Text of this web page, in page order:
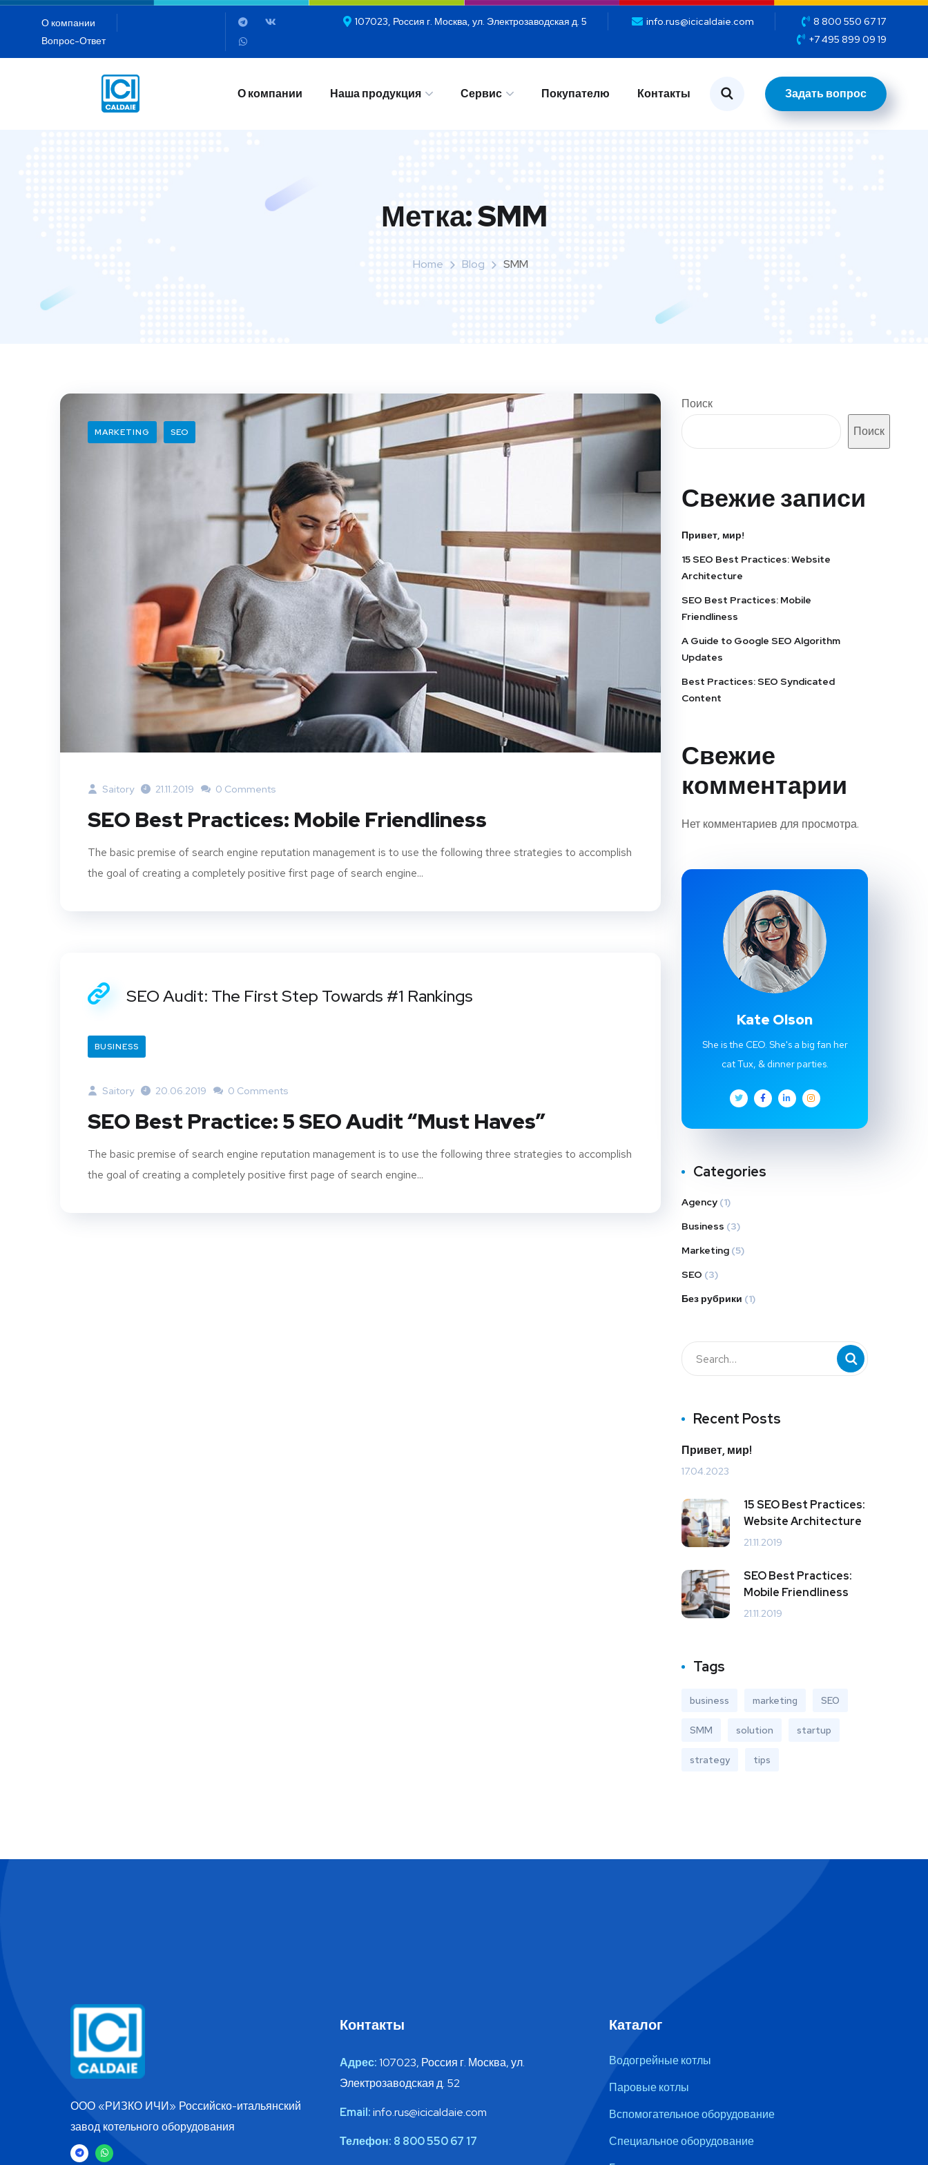
О компании
Вопрос-Ответ
107023, Россия г. Москва, ул. Электрозаводская д. 5 info.rus@icicaldaie.com
8 800 550 67 17
+7 495 899 09 19
О компании Наша продукция Сервис Покупателю Контакты Задать вопрос
Наша продукция Сервис
Метка:SMM
Home Blog SMM
MARKETING SEO
Saitory 21.11.2019 0 Comments
SEO Best Practices: Mobile Friendliness
The basic premise of search engine reputation management is to use the following three strategies to accomplish
the goal of creating a completely positive first page of search engine...
SEO Audit: The First Step Towards #1 Rankings
BUSINESS
Saitory 20.06.2019 0 Comments
SEO Best Practice: 5 SEO Audit “Must Haves”
The basic premise of search engine reputation management is to use the following three strategies to accomplish
the goal of creating a completely positive first page of search engine...
Поиск
Поиск
Свежие записи
Привет, мир!
15 SEO Best Practices: Website
Architecture
SEO Best Practices: Mobile
Friendliness
A Guide to Google SEO Algorithm
Updates
Best Practices: SEO Syndicated
Content
Свежие
комментарии
Нет комментариев для просмотра.
Kate Olson
She is the CEO. She's a big fan her
cat Tux, & dinner parties.
Categories
Agency (1)
Business (3)
Marketing (5)
SEO (3)
Без рубрики (1)
Recent Posts
Привет, мир!
17.04.2023
15 SEO Best Practices:
Website Architecture
21.11.2019
SEO Best Practices:
Mobile Friendliness
21.11.2019
Tags
business marketing SEO
SMM solution startup
strategy tips
ООО «РИЗКО ИЧИ» Российско-итальянский
завод котельного оборудования
Контакты
Адрес:107023, Россия г. Москва, ул.
Электрозаводская д. 52
Email:info.rus@icicaldaie.com
Телефон: 8 800 550 67 17
Каталог
Водогрейные котлы
Паровые котлы
Вспомогательное оборудование
Специальное оборудование